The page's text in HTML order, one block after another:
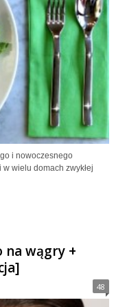
i nowoczesnego
wielu domach zwykłej
na wągry +
48